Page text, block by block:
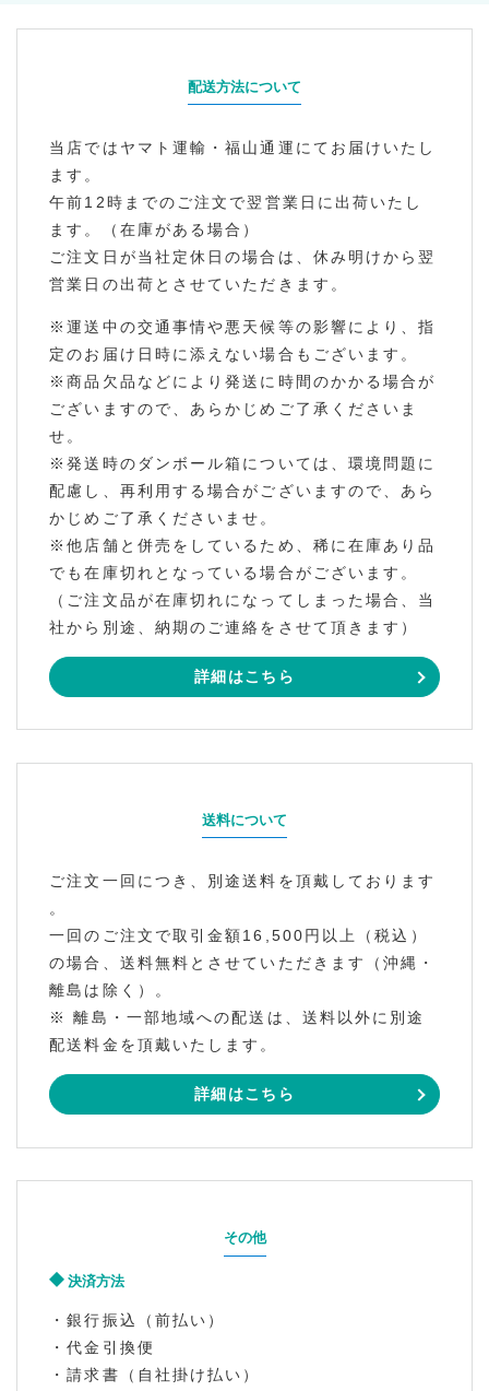
配送方法について
当店ではヤマト運輸・福山通運にてお届けいたし
ます。
午前12時までのご注文で翌営業日に出荷いたし
ます。（在庫がある場合）
ご注文日が当社定休日の場合は、休み明けから翌
営業日の出荷とさせていただきます。
※運送中の交通事情や悪天候等の影響により、指
定のお届け日時に添えない場合もございます。
※商品欠品などにより発送に時間のかかる場合が
ございますので、あらかじめご了承くださいま
せ。
※発送時のダンボール箱については、環境問題に
配慮し、再利用する場合がございますので、あら
かじめご了承くださいませ。
※他店舗と併売をしているため、稀に在庫あり品
でも在庫切れとなっている場合がございます。
（ご注文品が在庫切れになってしまった場合、当
社から別途、納期のご連絡をさせて頂きます）
詳細はこちら
送料について
ご注文一回につき、別途送料を頂戴しております
。
一回のご注文で取引金額16,500円以上（税込）
の場合、送料無料とさせていただきます（沖縄・
離島は除く）。
※ 離島・一部地域への配送は、送料以外に別途
配送料金を頂戴いたします。
詳細はこちら
その他
決済方法
・銀行振込（前払い）
・代金引換便
・請求書（自社掛け払い）